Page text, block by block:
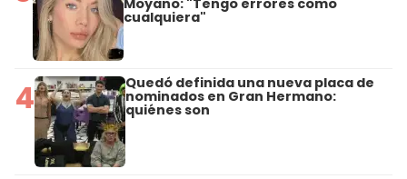
Moyano: "Tengo errores como
cualquiera"
4 Quedó definida una nueva placa de
nominados en Gran Hermano:
quiénes son